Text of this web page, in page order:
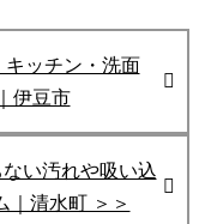
キッチン・洗面
伊豆市
い汚れや吸い込
｜清水町 ＞＞